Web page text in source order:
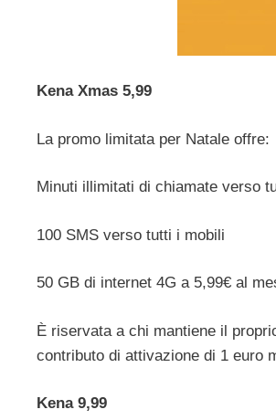
Kena Xmas 5,99
La promo limitata per Natale offre:
Minuti illimitati di chiamate verso
100 SMS verso tutti i mobili
50 GB di internet 4G a 5,99€ al
È riservata a chi mantiene il
contributo di attivazione di 1 euro
Kena 9,99